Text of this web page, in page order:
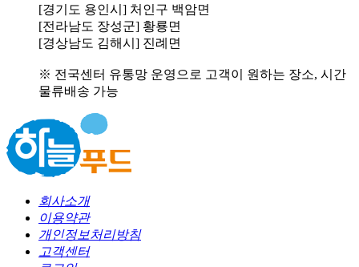
[경기도 용인시] 처인구 백암면
[전라남도 장성군] 황룡면
[경상남도 김해시] 진례면
※ 전국센터 유통망 운영으로 고객이 원하는 장소, 시간
물류배송 가능
회사소개
이용약관
개인정보처리방침
고객센터